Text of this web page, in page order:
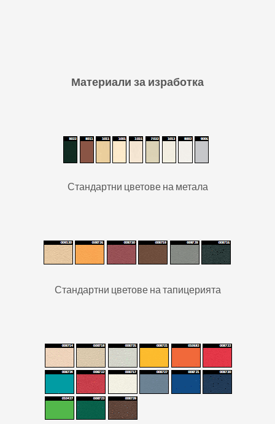
Материали за изработка
Стандартни цветове на метала
Стандартни цветове на тапицерията